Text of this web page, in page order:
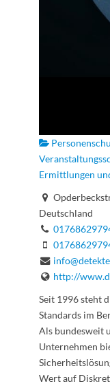
Ermittlungen
Deutschland
http://
Seit 1996 steht
Standards im
Als bundesweit
Unternehmen
Wert auf